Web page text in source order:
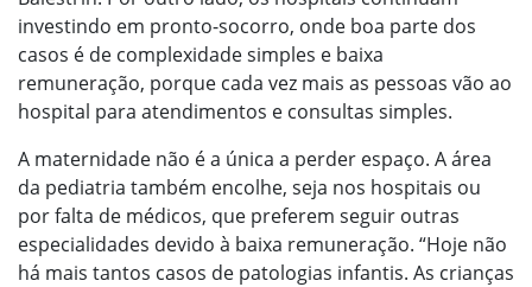
investindo em pronto-socorro, onde boa parte dos
casos é de complexidade simples e baixa
remuneração, porque cada vez mais as pessoas vão ao
hospital para atendimentos e consultas simples.
A maternidade não é a única a perder espaço. A área
da pediatria também encolhe, seja nos hospitais ou
por falta de médicos, que preferem seguir outras
especialidades devido à baixa remuneração. “Hoje não
há mais tantos casos de patologias infantis. As crianças